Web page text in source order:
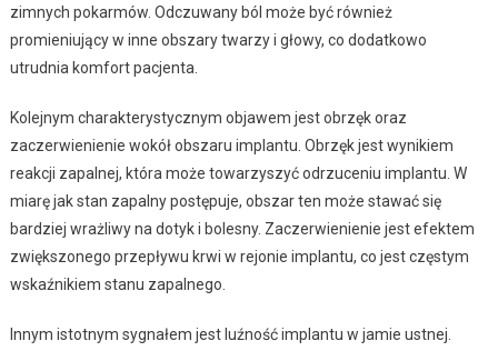
zimnych pokarmów. Odczuwany ból może być również
promieniujący w inne obszary twarzy i głowy, co dodatkowo
utrudnia komfort pacjenta.
Kolejnym charakterystycznym objawem jest obrzęk oraz
zaczerwienienie wokół obszaru implantu. Obrzęk jest wynikiem
reakcji zapalnej, która może towarzyszyć odrzuceniu implantu. W
miarę jak stan zapalny postępuje, obszar ten może stawać się
bardziej wrażliwy na dotyk i bolesny. Zaczerwienienie jest efektem
zwiększonego przepływu krwi w rejonie implantu, co jest częstym
wskaźnikiem stanu zapalnego.
Innym istotnym sygnałem jest luźność implantu w jamie ustnej.